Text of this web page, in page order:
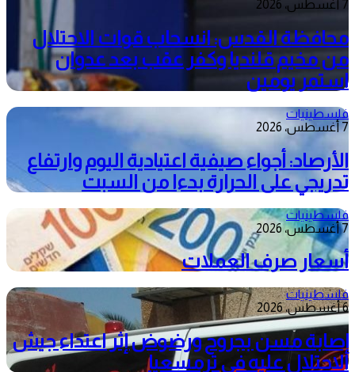
7 أغسطس، 2026
محافظة القدس: انسحاب قوات الاحتلال
من مخيم قلنديا وكفر عقب بعد عدوان
استمر يومين
فلسطينيات
7 أغسطس، 2026
الأرصاد: أجواء صيفية اعتيادية اليوم وارتفاع
تدريجي على الحرارة بدءا من السبت
فلسطينيات
7 أغسطس، 2026
أسعار صرف العملات
فلسطينيات
6 أغسطس، 2026
إصابة مسن بجروح ورضوض إثر اعتداء جيش
الاحتلال عليه في ترمسعيا